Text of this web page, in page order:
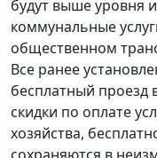
будут выше уровня
коммунальные
общественном
Все ранее
бесплатный проезд
скидки по оплате
хозяйства,